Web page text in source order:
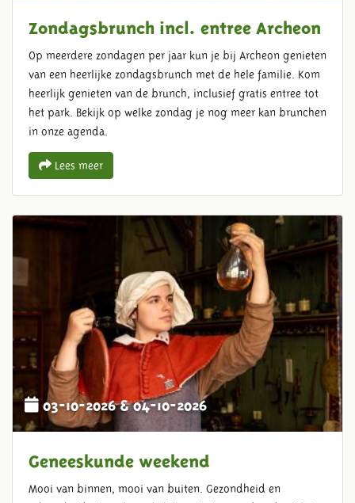
Zondagsbrunch incl. entree Archeon
Op meerdere zondagen per jaar kun je bij Archeon genieten
van een heerlijke zondagsbrunch met de hele familie. Kom
heerlijk genieten van de brunch, inclusief gratis entree tot
het park. Bekijk op welke zondag je nog meer kan brunchen
in onze agenda.
Lees meer
03-10-2026 & 04-10-2026
Geneeskunde weekend
Mooi van binnen, mooi van buiten. Gezondheid en